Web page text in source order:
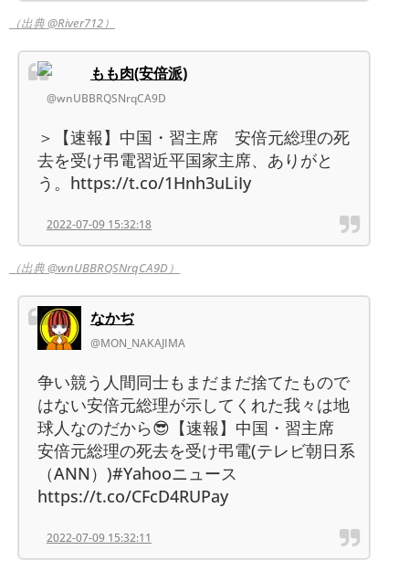
（出典 @River712）
もも肉(安倍派)
@wnUBBRQSNrqCA9D
＞【速報】中国・習主席 安倍元総理の死
去を受け弔電習近平国家主席、ありがと
う。https://t.co/1Hnh3uLiIy
2022-07-09 15:32:18
（出典 @wnUBBRQSNrqCA9D）
なかぢ
@MON_NAKAJIMA
争い競う人間同士もまだまだ捨てたもので
はない安倍元総理が示してくれた我々は地
球人なのだから😎【速報】中国・習主席
安倍元総理の死去を受け弔電(テレビ朝日系
（ANN）)#Yahooニュース
https://t.co/CFcD4RUPay
2022-07-09 15:32:11